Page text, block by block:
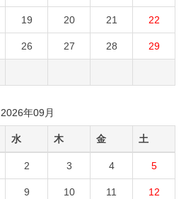
19 20 21 22
26 27 28 29
2026年09月
水 木 金 土
2 3 4 5
9 10 11 12